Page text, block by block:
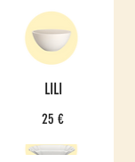
LILI
25 €